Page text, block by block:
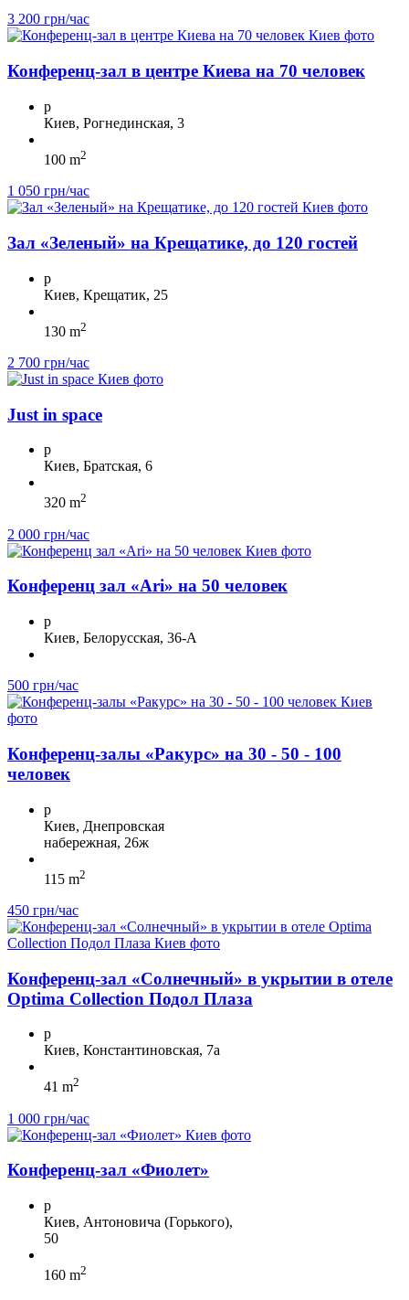
3 200 грн/час
Конференц-зал в центре Киева на 70 человек
p
Киев, Рогнединская, 3
100 m2
1 050 грн/час
Зал «Зеленый» на Крещатике, до 120 гостей
p
Киев, Крещатик, 25
130 m2
2 700 грн/час
Just in space
p
Киев, Братская, 6
320 m2
2 000 грн/час
Конференц зал «Ari» на 50 человек
p
Киев, Белорусская, 36-А
500 грн/час
Конференц-залы «Ракурс» на 30 - 50 - 100
человек
p
Киев, Днепровская
набережная, 26ж
115 m2
450 грн/час
Конференц-зал «Солнечный» в укрытии в отеле
Optima Collection Подол Плаза
p
Киев, Константиновская, 7а
41 m2
1 000 грн/час
Конференц-зал «Фиолет»
p
Киев, Антоновича (Горького),
50
160 m2